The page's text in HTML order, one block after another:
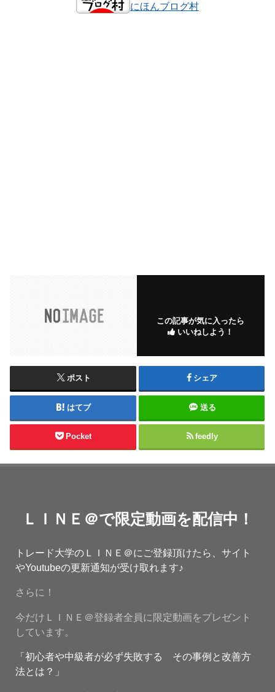
にほんブログ村
この記事が気に入ったら
いいねしよう！
ポスト シェア
はてブ 送る
Pocket feedly
ＬＩＮＥ＠で限定動画を配信中！
トレード大学のＬＩＮＥ＠にご登録頂けたら、サイト
やYoutubeの更新通知が受け取れます♪
さらに！
今だけＬＩＮＥ＠登録者全員に限定動画をプレゼント
しています。
「初心者や中級者が必ず失敗する その事例と改善方
法とは？」